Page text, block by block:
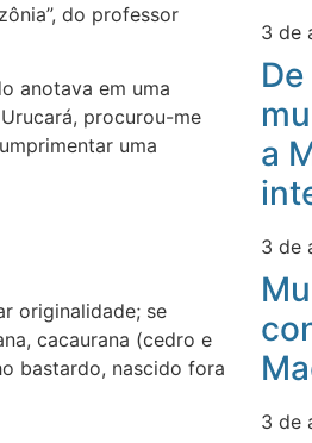
do professor
anotava em uma
procurou-me
uma
originalidade; se
cacaurana (cedro e
bastardo, nascido fora
3 de
a
3 de
3 de